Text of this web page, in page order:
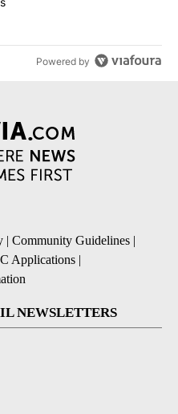
Powered by
| Community Guidelines |
Applications |
NEWSLETTERS